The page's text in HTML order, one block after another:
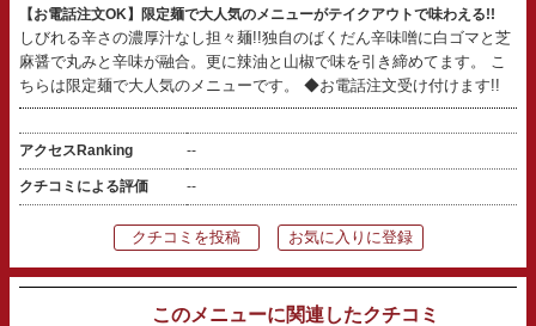
【お電話注文OK】限定麺で大人気のメニューがテイクアウトで味わえる!!
しびれる辛さの濃厚汁なし担々麺!!独自のばくだん辛味噌に白ゴマと芝
麻醤で丸みと辛味が融合。更に辣油と山椒で味を引き締めてます。 こ
ちらは限定麺で大人気のメニューです。 ◆お電話注文受け付けます!!
アクセスRanking --
クチコミによる評価 --
クチコミを投稿 お気に入りに登録
このメニューに関連したクチコミ